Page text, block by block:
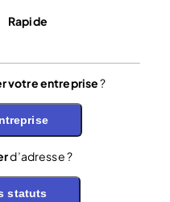
Rapide
votre entreprise?
d’adresse ?
statuts